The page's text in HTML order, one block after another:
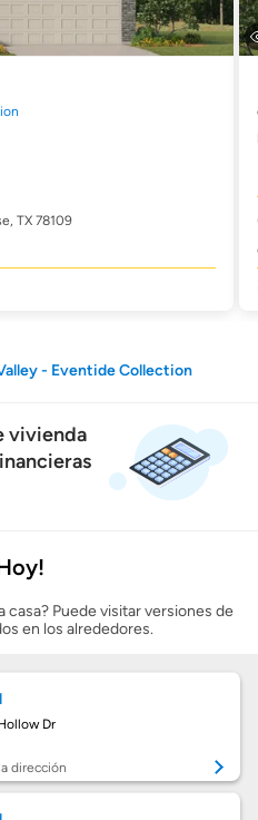
TX 78109
- Eventide Collection
vivienda
pagar
vs. usada
de crédito
Puede visitar versiones de
en los alrededores.
Dr
dirección